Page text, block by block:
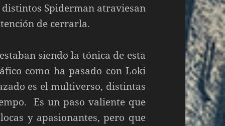
Spiderman atraviesan
de cerrarla.
siendo la tónica de esta
como ha pasado con Loki
es el multiverso, distintas
Es un paso valiente que
y apasionantes, pero que